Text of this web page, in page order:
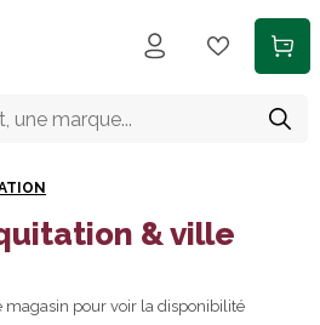
& ville
magasin pour voir la disponibilité